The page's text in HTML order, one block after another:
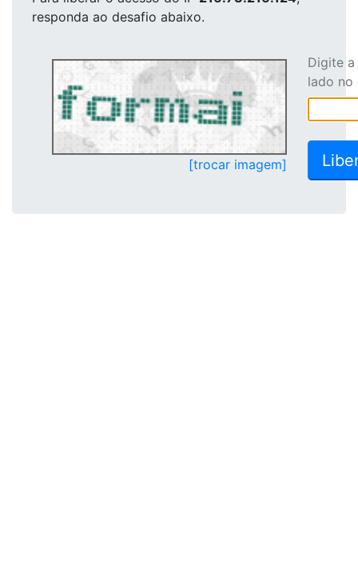
responda ao desafio abaixo.
[trocar imagem]
Digite
lado no